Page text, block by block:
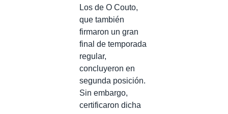
Los de O Couto,
que también
firmaron un gran
final de temporada
regular,
concluyeron en
segunda posición.
Sin embargo,
certificaron dicha